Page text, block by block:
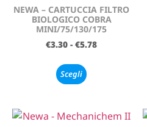
NEWA – CARTUCCIA FILTRO
BIOLOGICO COBRA
MINI/75/130/175
€3.30 - €5.78
Scegli